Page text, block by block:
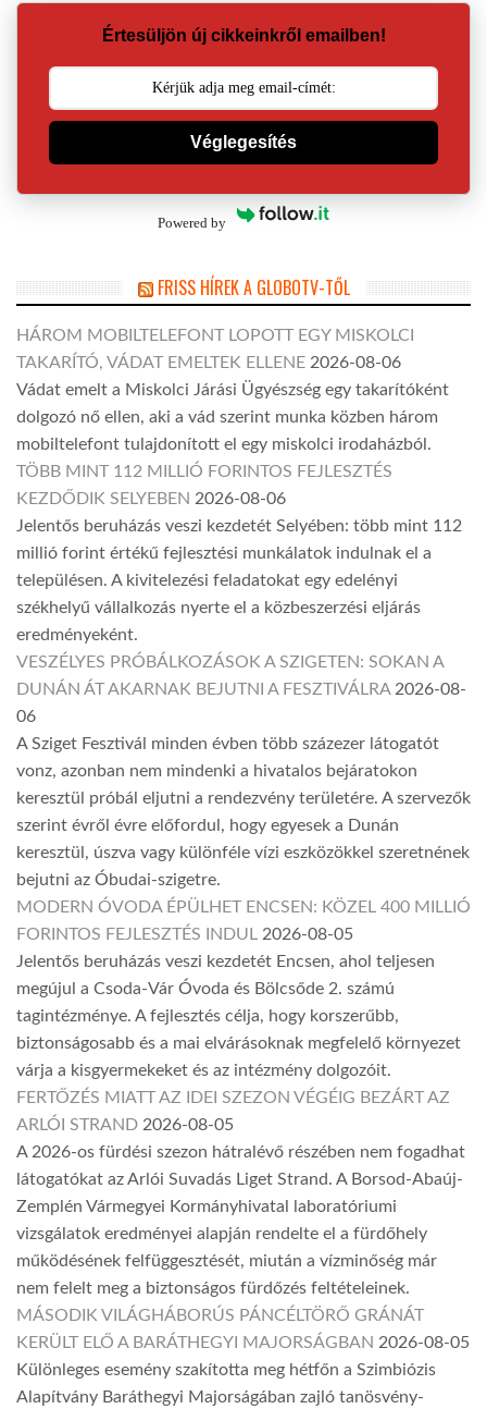
Értesüljön új cikkeinkről emailben!
Véglegesítés
Powered by
FRISS HÍREK A GLOBOTV-TŐL
HÁROM MOBILTELEFONT LOPOTT EGY MISKOLCI
TAKARÍTÓ, VÁDAT EMELTEK ELLENE 2026-08-06
Vádat emelt a Miskolci Járási Ügyészség egy takarítóként
dolgozó nő ellen, aki a vád szerint munka közben három
mobiltelefont tulajdonított el egy miskolci irodaházból.
TÖBB MINT 112 MILLIÓ FORINTOS FEJLESZTÉS
KEZDŐDIK SELYEBEN 2026-08-06
Jelentős beruházás veszi kezdetét Selyében: több mint 112
millió forint értékű fejlesztési munkálatok indulnak el a
településen. A kivitelezési feladatokat egy edelényi
székhelyű vállalkozás nyerte el a közbeszerzési eljárás
eredményeként.
VESZÉLYES PRÓBÁLKOZÁSOK A SZIGETEN: SOKAN A
DUNÁN ÁT AKARNAK BEJUTNI A FESZTIVÁLRA 2026-08-
06
A Sziget Fesztivál minden évben több százezer látogatót
vonz, azonban nem mindenki a hivatalos bejáratokon
keresztül próbál eljutni a rendezvény területére. A szervezők
szerint évről évre előfordul, hogy egyesek a Dunán
keresztül, úszva vagy különféle vízi eszközökkel szeretnének
bejutni az Óbudai-szigetre.
MODERN ÓVODA ÉPÜLHET ENCSEN: KÖZEL 400 MILLIÓ
FORINTOS FEJLESZTÉS INDUL 2026-08-05
Jelentős beruházás veszi kezdetét Encsen, ahol teljesen
megújul a Csoda-Vár Óvoda és Bölcsőde 2. számú
tagintézménye. A fejlesztés célja, hogy korszerűbb,
biztonságosabb és a mai elvárásoknak megfelelő környezet
várja a kisgyermekeket és az intézmény dolgozóit.
FERTŐZÉS MIATT AZ IDEI SZEZON VÉGÉIG BEZÁRT AZ
ARLÓI STRAND 2026-08-05
A 2026-os fürdési szezon hátralévő részében nem fogadhat
látogatókat az Arlói Suvadás Liget Strand. A Borsod-Abaúj-
Zemplén Vármegyei Kormányhivatal laboratóriumi
vizsgálatok eredményei alapján rendelte el a fürdőhely
működésének felfüggesztését, miután a vízminőség már
nem felelt meg a biztonságos fürdőzés feltételeinek.
MÁSODIK VILÁGHÁBORÚS PÁNCÉLTÖRŐ GRÁNÁT
KERÜLT ELŐ A BARÁTHEGYI MAJORSÁGBAN 2026-08-05
Különleges esemény szakította meg hétfőn a Szimbiózis
Alapítvány Baráthegyi Majorságában zajló tanösvény-